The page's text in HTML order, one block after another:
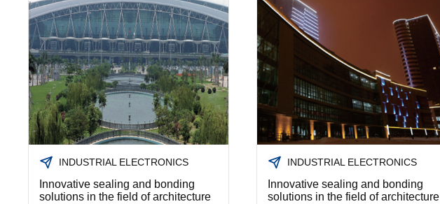
INDUSTRIAL ELECTRONICS
Innovative sealing and bonding
solutions in the field of architecture
INDUSTRIAL ELECTRONICS
Innovative sealing and bonding
solutions in the field of architecture